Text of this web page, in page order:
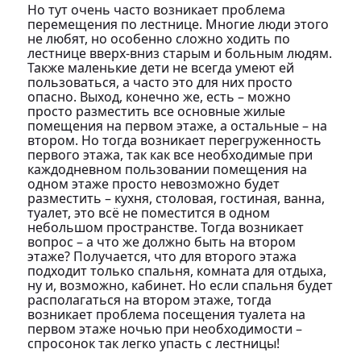
Но тут очень часто возникает проблема
перемещения по лестнице. Многие люди этого
не любят, но особенно сложно ходить по
лестнице вверх-вниз старым и больным людям.
Также маленькие дети не всегда умеют ей
пользоваться, а часто это для них просто
опасно. Выход, конечно же, есть – можно
просто разместить все основные жилые
помещения на первом этаже, а остальные – на
втором. Но тогда возникает перегруженность
первого этажа, так как все необходимые при
каждодневном пользовании помещения на
одном этаже просто невозможно будет
разместить – кухня, столовая, гостиная, ванна,
туалет, это всё не поместится в одном
небольшом пространстве. Тогда возникает
вопрос – а что же должно быть на втором
этаже? Получается, что для второго этажа
подходит только спальня, комната для отдыха,
ну и, возможно, кабинет. Но если спальня будет
располагаться на втором этаже, тогда
возникает проблема посещения туалета на
первом этаже ночью при необходимости –
спросонок так легко упасть с лестницы!